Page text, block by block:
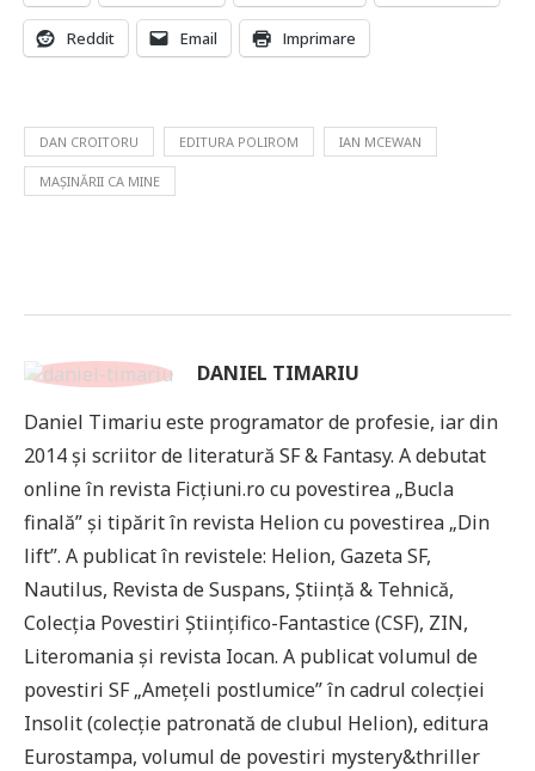
Reddit Email Imprimare
DAN CROITORU EDITURA POLIROM IAN MCEWAN
MAȘINĂRII CA MINE
DANIEL TIMARIU
Daniel Timariu este programator de profesie, iar din
2014 și scriitor de literatură SF & Fantasy. A debutat
online în revista Ficțiuni.ro cu povestirea „Bucla
finală” și tipărit în revista Helion cu povestirea „Din
lift”. A publicat în revistele: Helion, Gazeta SF,
Nautilus, Revista de Suspans, Știință & Tehnică,
Colecția Povestiri Științifico-Fantastice (CSF), ZIN,
Literomania și revista Iocan. A publicat volumul de
povestiri SF „Amețeli postlumice” în cadrul colecției
Insolit (colecție patronată de clubul Helion), editura
Eurostampa, volumul de povestiri mystery&thriller